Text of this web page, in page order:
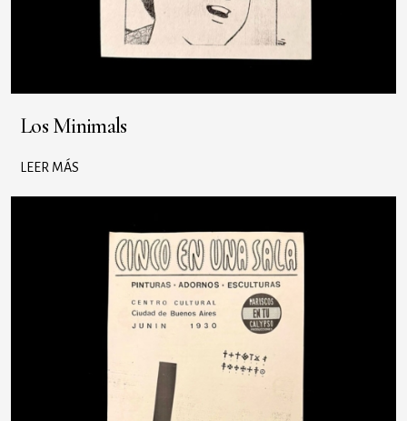
Los Minimals
LEER MÁS